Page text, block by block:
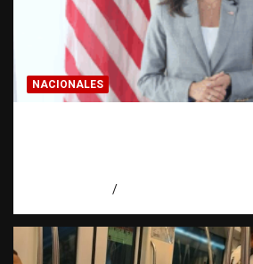
NACIONALES